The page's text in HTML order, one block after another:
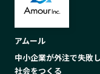
アムール
中小企業が外注で失敗
社会をつくる